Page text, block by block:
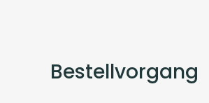
Bestellvorgang